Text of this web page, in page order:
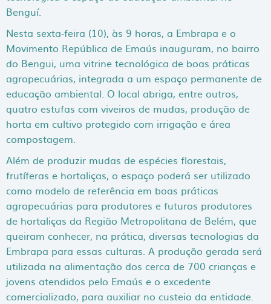
Benguí.
Nesta sexta-feira (10), às 9 horas, a Embrapa e o
Movimento República de Emaús inauguram, no bairro
do Bengui, uma vitrine tecnológica de boas práticas
agropecuárias, integrada a um espaço permanente de
educação ambiental. O local abriga, entre outros,
quatro estufas com viveiros de mudas, produção de
horta em cultivo protegido com irrigação e área
compostagem.
Além de produzir mudas de espécies florestais,
frutíferas e hortaliças, o espaço poderá ser utilizado
como modelo de referência em boas práticas
agropecuárias para produtores e futuros produtores
de hortaliças da Região Metropolitana de Belém, que
queiram conhecer, na prática, diversas tecnologias da
Embrapa para essas culturas. A produção gerada será
utilizada na alimentação dos cerca de 700 crianças e
jovens atendidos pelo Emaús e o excedente
comercializado, para auxiliar no custeio da entidade.